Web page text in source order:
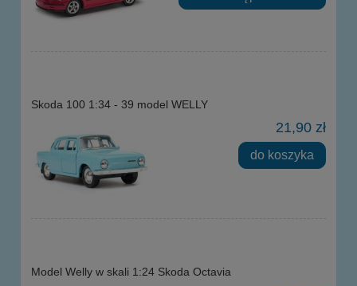
Skoda 100 1:34 - 39 model WELLY
21,90 zł
do koszyka
Model Welly w skali 1:24 Skoda Octavia